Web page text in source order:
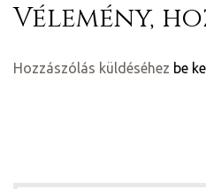
Vélemény,
Hozzászólás küldéséhez be